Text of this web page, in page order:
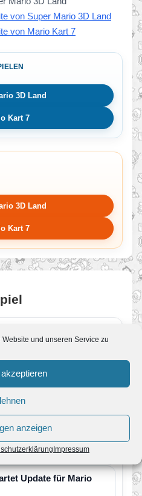
und unseren Service zu
anzeigen
Impressum
von Super Mario 3D Land
von Mario Kart 7
3D Land
Kart 7
3D Land
Kart 7
enthüllt Neues
2017
am Messestand: Yoshiaki
fährt mit dem
2016
Fahrzeuge von DeinBus.de mit
und Spielen aus Für viele
DeinBus.de vergeht die…
Update für Mario